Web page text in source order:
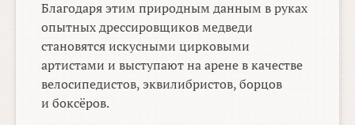
Благодаря этим природным данным в руках
опытных дрессировщиков медведи
становятся искусными цирковыми
артистами и выступают на арене в качестве
велосипедистов, эквилибристов, борцов
и боксёров.